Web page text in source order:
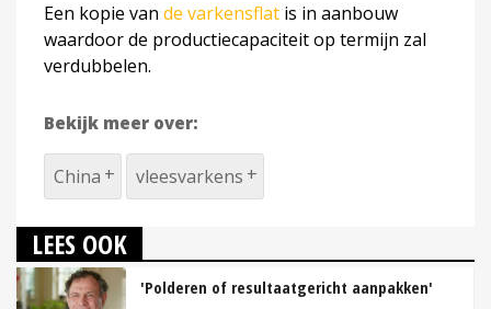
Een kopie van de varkensflat is in aanbouw
waardoor de productiecapaciteit op termijn zal
verdubbelen.
Bekijk meer over:
China vleesvarkens
LEES OOK
'Polderen of resultaatgericht aanpakken'